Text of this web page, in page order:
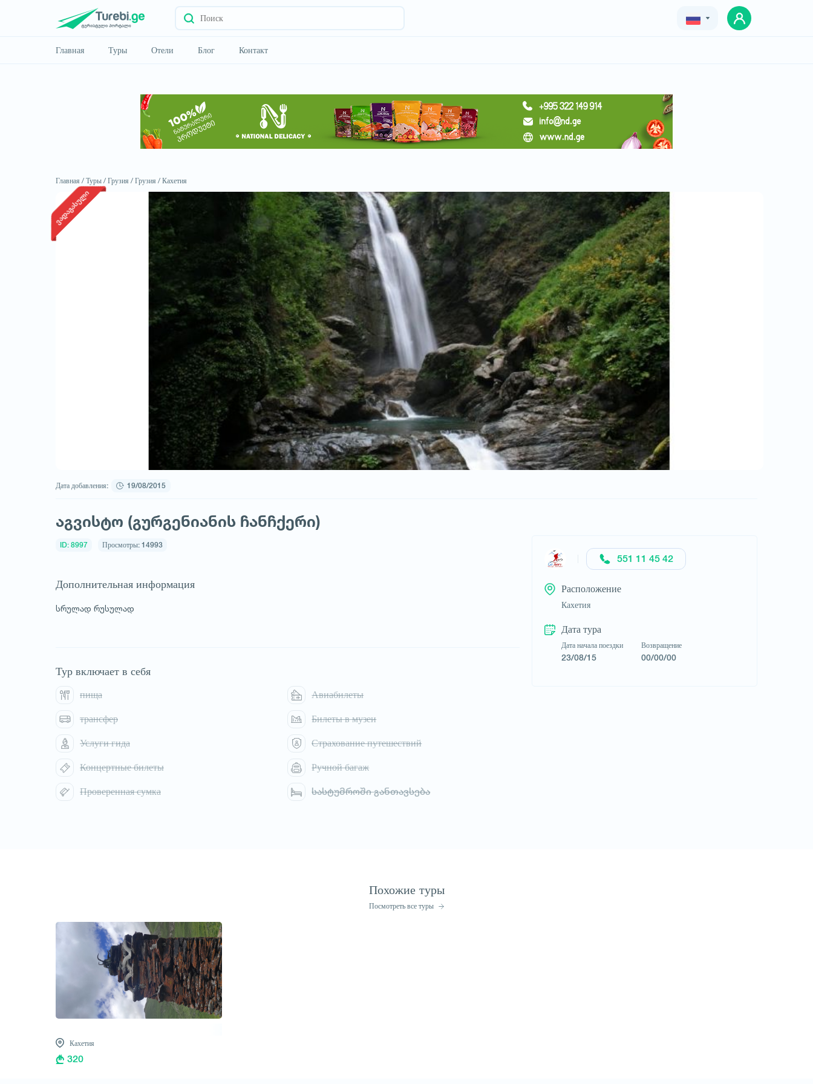
Главная Туры Отели Блог Контакт
Запросить тур
/ 1
Главная / Туры / Грузия / Грузия / Кахетия
ვადაგასული
Дата добавления: 19/08/2015
აგვისტო (გურგენიანის ჩანჩქერი)
ID: 8997 Просмотры: 14993
Дополнительная информация
სრულად რუსულად
Тур включает в себя
пища Авиабилеты
трансфер Билеты в музеи
Услуги гида Страхование путешествий
Концертные билеты Ручной багаж
Проверенная сумка სასტუმროში განთავსება
551 11 45 42
Расположение
Кахетия
Дата тура
Дата начала поездки
23/08/15
Возвращение
00/00/00
Похожие туры
Посмотреть все туры
Кахетия
320